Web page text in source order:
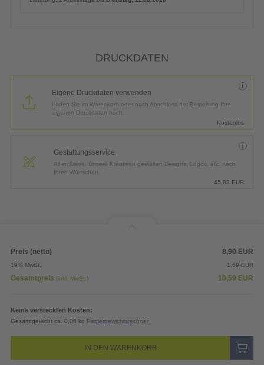
DRUCKDATEN
Eigene Druckdaten verwenden
Laden Sie im Warenkorb oder nach Abschluss der Bestellung Ihre
eigenen Druckdaten hoch.
Kostenlos
Gestaltungsservice
All-inclusive: Unsere Kreativen gestalten Designs, Logos, etc. nach
Ihren Wünschen.
45,83 EUR
Preis (netto) 8,90 EUR
19% MwSt. 1,69 EUR
Gesamtpreis (inkl. MwSt.) 10,59 EUR
Keine versteckten Kosten:
Gesamtgewicht ca. 0,00 kg Papiergewichtsrechner
IN DEN WARENKORB